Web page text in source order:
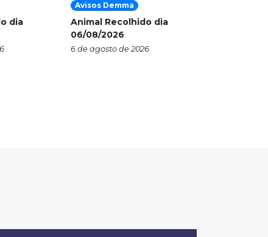
dia
Avisos Demma
Animal Recolhido dia
06/08/2026
6 de agosto de 2026